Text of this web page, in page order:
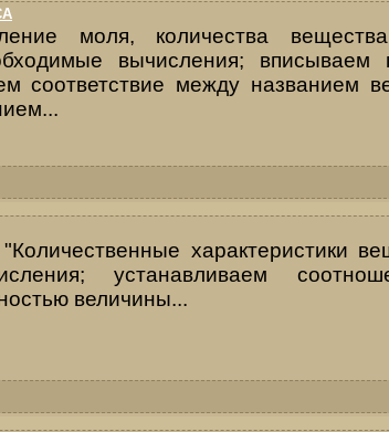
моля, количества
вычисления; вписываем
соответствие между названием
характеристики
устанавливаем
величины...